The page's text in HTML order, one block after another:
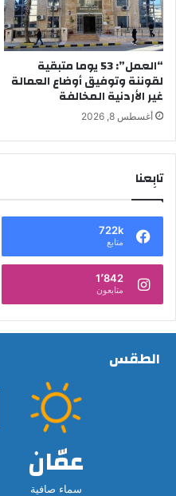
“العمل”: 53 يوما متبقية
لقوننة وتوفيق أوضاع العمالة
غير الأردنية المخالفة
أغسطس 8, 2026
تابِعنا
722k
متابع
1٬842
متابعون
الطقس
عمّان
سماء صافية